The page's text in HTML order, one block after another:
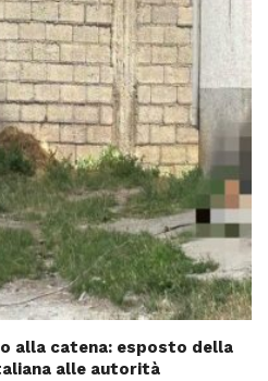
alla catena: esposto della
alle autorità